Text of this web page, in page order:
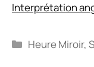
Interprétation
Catégories
Heure Miroir,